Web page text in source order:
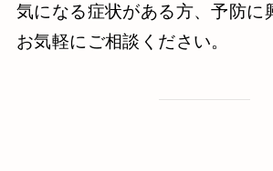
気になる症状がある方、予防に
お気軽にご相談ください。